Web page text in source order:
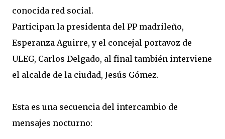
conocida red social.
Participan la presidenta del PP madrileño,
Esperanza Aguirre, y el concejal portavoz de
ULEG, Carlos Delgado, al final también interviene
el alcalde de la ciudad, Jesús Gómez.
Esta es una secuencia del intercambio de
mensajes nocturno: